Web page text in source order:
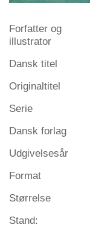
Forfatter og
illustrator
Dansk titel
Originaltitel
Serie
Dansk forlag
Udgivelsesår
Format
Størrelse
Stand: